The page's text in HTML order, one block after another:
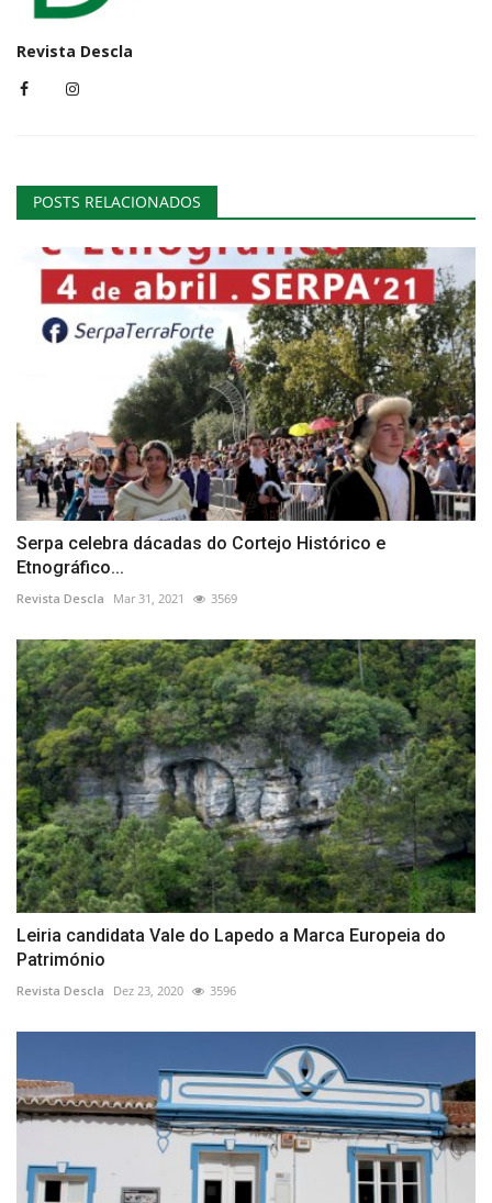
Revista Descla
POSTS RELACIONADOS
Serpa celebra dácadas do Cortejo Histórico e
Etnográfico...
Revista Descla Mar 31, 2021 3569
Leiria candidata Vale do Lapedo a Marca Europeia do
Património
Revista Descla Dez 23, 2020 3596